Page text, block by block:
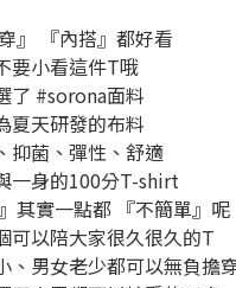
』 『內搭』都好看
要小看這件T哦
了 #sorona面料
夏天研發的布料
抑菌、彈性、舒適
一身的100分T-shirt
其實一點都 『不簡單』呢
可以陪大家很久很久的T
、男女老少都可以無負擔